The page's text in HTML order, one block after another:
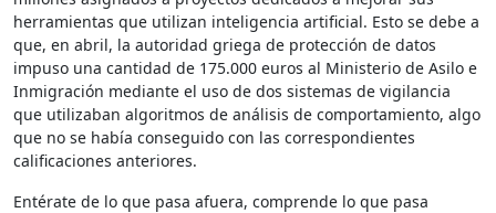
herramientas que utilizan inteligencia artificial. Esto se debe a
que, en abril, la autoridad griega de protección de datos
impuso una cantidad de 175.000 euros al Ministerio de Asilo e
Inmigración mediante el uso de dos sistemas de vigilancia
que utilizaban algoritmos de análisis de comportamiento, algo
que no se había conseguido con las correspondientes
calificaciones anteriores.
Entérate de lo que pasa afuera, comprende lo que pasa